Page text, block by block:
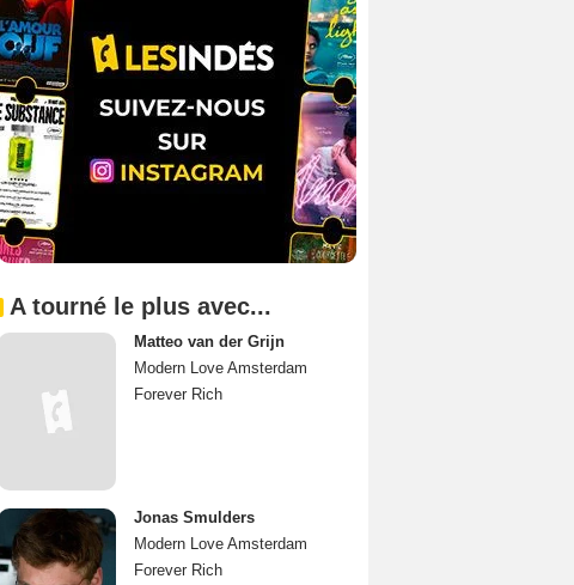
A tourné le plus avec...
Matteo van der Grijn
Modern Love Amsterdam
Forever Rich
Jonas Smulders
Modern Love Amsterdam
Forever Rich